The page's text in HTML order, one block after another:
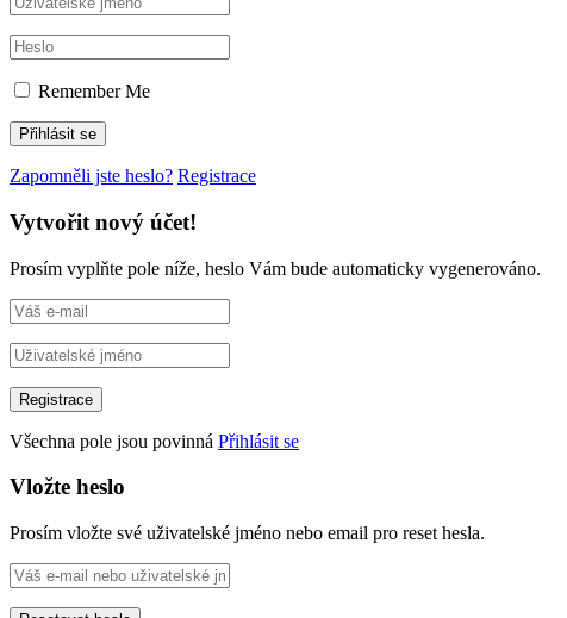
Remember Me
Zapomněli jste heslo? Registrace
Vytvořit nový účet!
Prosím vyplňte pole níže, heslo Vám bude automaticky vygenerováno.
Všechna pole jsou povinná Přihlásit se
Vložte heslo
Prosím vložte své uživatelské jméno nebo email pro reset hesla.